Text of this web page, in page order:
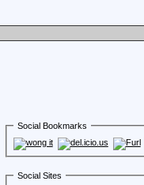
Social Bookmarks
Social Sites